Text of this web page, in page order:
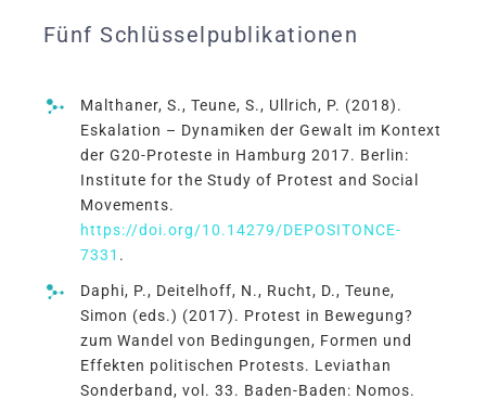
Fünf Schlüsselpublikationen
Malthaner, S., Teune, S., Ullrich, P. (2018).
Eskalation – Dynamiken der Gewalt im Kontext
der G20-Proteste in Hamburg 2017. Berlin:
Institute for the Study of Protest and Social
Movements.
https://doi.org/10.14279/DEPOSITONCE-
7331 .
Daphi, P., Deitelhoff, N., Rucht, D., Teune,
Simon (eds.) (2017). Protest in Bewegung?
zum Wandel von Bedingungen, Formen und
Effekten politischen Protests. Leviathan
Sonderband, vol. 33. Baden-Baden: Nomos.